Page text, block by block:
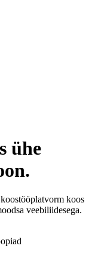
ühe
koos
veebiliidesega.